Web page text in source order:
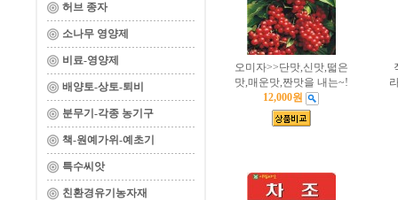
허브 종자
소나무 영양제
비료-영양제
배양토-상토-퇴비
분무기-각종 농기구
책-원예가위-예초기
특수씨앗
친환경유기농자재
오미자>>단맛,신맛,떫은
맛,매운맛,짠맛을 내는~!
12,000원